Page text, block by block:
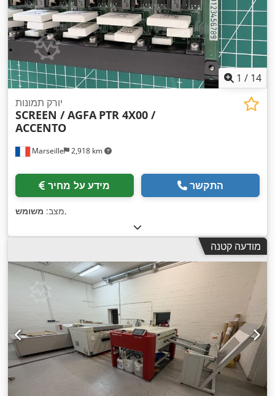
1 / 14
Marseille 2,918 km
יורק תמונות
SCREEN / AGFA PTR 4X00 /
ACCENTO
מידע על מחיר התקשר
מצב: משומש ,
מודעה קטנה